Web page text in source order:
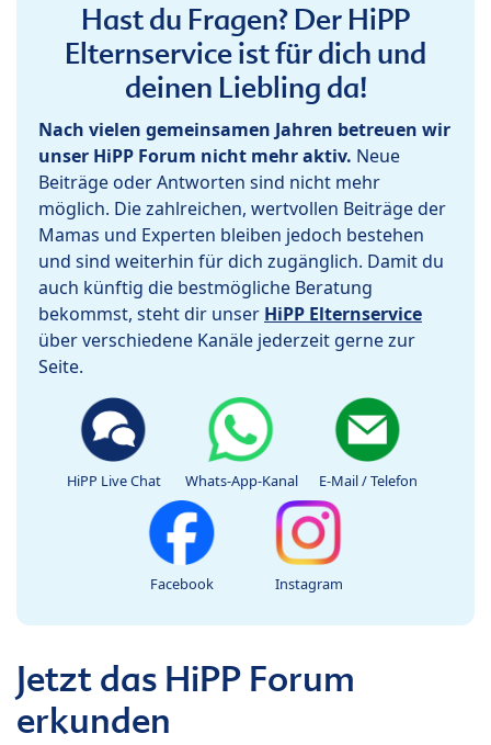
Hast du Fragen? Der HiPP
Elternservice ist für dich und
deinen Liebling da!
Nach vielen gemeinsamen Jahren betreuen wir
unser HiPP Forum nicht mehr aktiv. Neue
Beiträge oder Antworten sind nicht mehr
möglich. Die zahlreichen, wertvollen Beiträge der
Mamas und Experten bleiben jedoch bestehen
und sind weiterhin für dich zugänglich. Damit du
auch künftig die bestmögliche Beratung
bekommst, steht dir unser HiPP Elternservice
über verschiedene Kanäle jederzeit gerne zur
Seite.
HiPP Live Chat Whats-App-Kanal E-Mail / Telefon
Facebook Instagram
Jetzt das HiPP Forum
erkunden